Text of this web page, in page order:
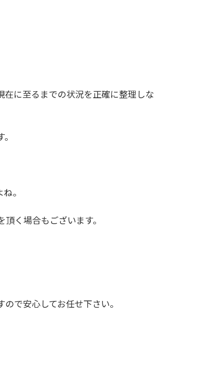
に至るまでの状況を正確に整理しな
。
く場合もございます。
で安心してお任せ下さい。